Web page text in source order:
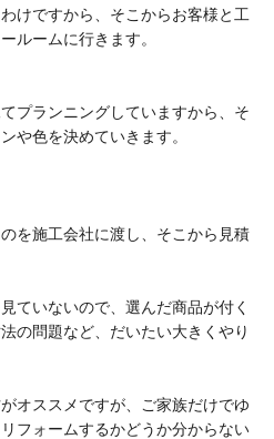
けですから、そこからお客様と工
ルームに行きます。
プランニングしていますから、そ
や色を決めていきます。
を施工会社に渡し、そこから見積
ていないので、選んだ商品が付く
の問題など、だいたい大きくやり
オススメですが、ご家族だけでゆ
フォームするかどうか分からない